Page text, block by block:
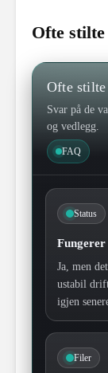
Ofte
Ofte
Svar på de
og vedlegg.
FAQ
Status
Ja, men
ustabil
igjen
Filer